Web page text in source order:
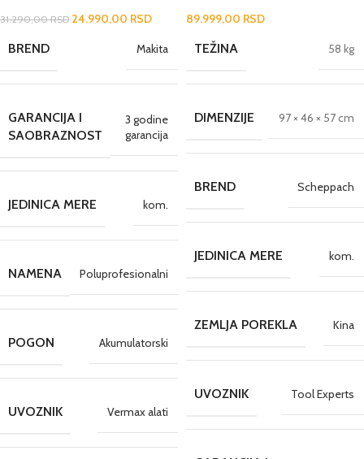
31.290,00RSD 24.990,00 RSD
BREND Makita
GARANCIJA I
SAOBRAZNOST
3 godine
garancija
JEDINICA MERE kom.
NAMENA Poluprofesionalni
POGON Akumulatorski
UVOZNIK Vermax alati
89.999,00 RSD
TEŽINA 58 kg
DIMENZIJE 97 × 46 × 57 cm
BREND Scheppach
JEDINICA MERE kom.
ZEMLJA POREKLA Kina
UVOZNIK Tool Experts